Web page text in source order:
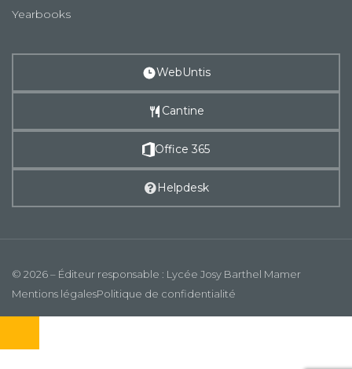
Yearbooks
WebUntis
Cantine
Office 365
Helpdesk
© 2026 – Éditeur responsable : Lycée Josy Barthel Mamer
Mentions légalesPolitique de confidentialité